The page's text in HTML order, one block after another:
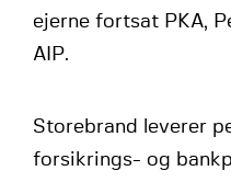
ejerne fortsat PKA,
AIP.
Storebrand leverer
forsikrings- og